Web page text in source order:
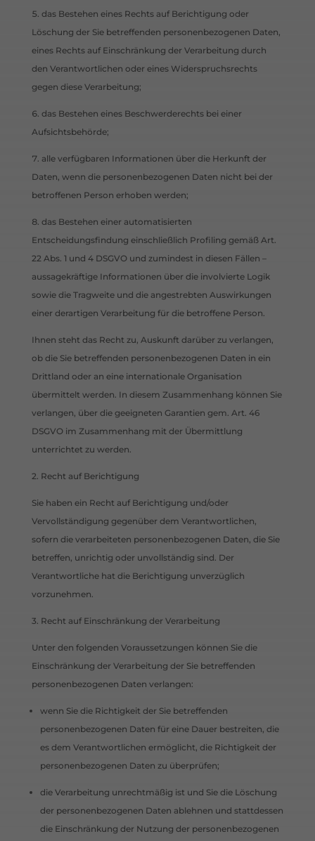
das Bestehen eines Rechts auf Berichtigung oder
Löschung der Sie betreffenden personenbezogenen Daten,
eines Rechts auf Einschränkung der Verarbeitung durch
den Verantwortlichen oder eines Widerspruchsrechts
gegen diese Verarbeitung;
das Bestehen eines Beschwerderechts bei einer
Aufsichtsbehörde;
alle verfügbaren Informationen über die Herkunft der
Daten, wenn die personenbezogenen Daten nicht bei der
betroffenen Person erhoben werden;
das Bestehen einer automatisierten
Entscheidungsfindung einschließlich Profiling gemäß Art.
22 Abs. 1 und 4 DSGVO und zumindest in diesen Fällen –
aussagekräftige Informationen über die involvierte Logik
sowie die Tragweite und die angestrebten Auswirkungen
einer derartigen Verarbeitung für die betroffene Person.
Ihnen steht das Recht zu, Auskunft darüber zu verlangen,
ob die Sie betreffenden personenbezogenen Daten in ein
Drittland oder an eine internationale Organisation
übermittelt werden. In diesem Zusammenhang können Sie
verlangen, über die geeigneten Garantien gem. Art. 46
DSGVO im Zusammenhang mit der Übermittlung
unterrichtet zu werden.
2. Recht auf Berichtigung
Sie haben ein Recht auf Berichtigung und/oder
Vervollständigung gegenüber dem Verantwortlichen,
sofern die verarbeiteten personenbezogenen Daten, die Sie
betreffen, unrichtig oder unvollständig sind. Der
Verantwortliche hat die Berichtigung unverzüglich
vorzunehmen.
3. Recht auf Einschränkung der Verarbeitung
Unter den folgenden Voraussetzungen können Sie die
Einschränkung der Verarbeitung der Sie betreffenden
personenbezogenen Daten verlangen:
wenn Sie die Richtigkeit der Sie betreffenden
personenbezogenen Daten für eine Dauer bestreiten, die
es dem Verantwortlichen ermöglicht, die Richtigkeit der
personenbezogenen Daten zu überprüfen;
die Verarbeitung unrechtmäßig ist und Sie die Löschung
der personenbezogenen Daten ablehnen und stattdessen
die Einschränkung der Nutzung der personenbezogenen